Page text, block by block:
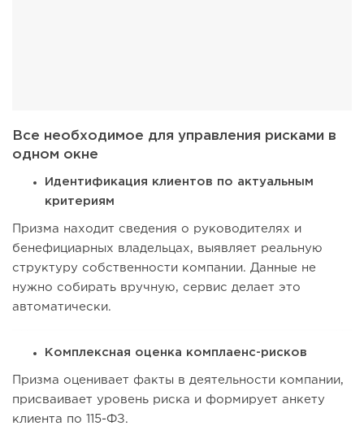
Все необходимое для управления рисками в
одном окне
Идентификация клиентов по актуальным
критериям
Призма находит сведения о руководителях и
бенефициарных владельцах, выявляет реальную
структуру собственности компании. Данные не
нужно собирать вручную, сервис делает это
автоматически.
Комплексная оценка комплаенс-рисков
Призма оценивает факты в деятельности компании,
присваивает уровень риска и формирует анкету
клиента по 115-ФЗ.